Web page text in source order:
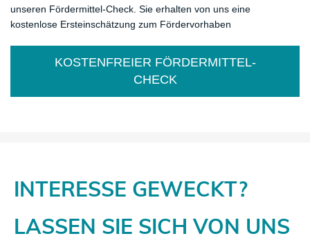
unseren Fördermittel-Check. Sie erhalten von uns eine
kostenlose Ersteinschätzung zum Fördervorhaben
KOSTENFREIER FÖRDERMITTEL-
CHECK
INTERESSE GEWECKT?
​LASSEN SIE SICH VON UNS